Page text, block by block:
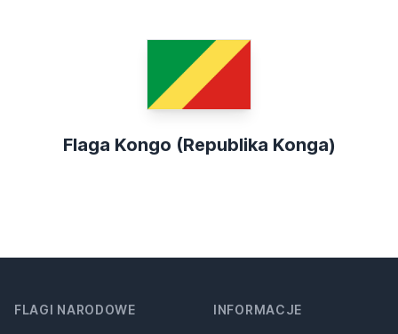
Flaga Kongo (Republika Konga)
FLAGI NARODOWE INFORMACJE